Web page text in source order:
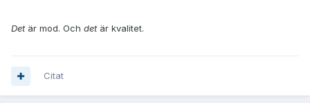
Detär mod. Och detär kvalitet.
Citat